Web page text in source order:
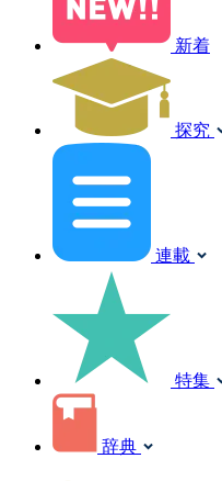
新着
探究
連載
特集
辞典